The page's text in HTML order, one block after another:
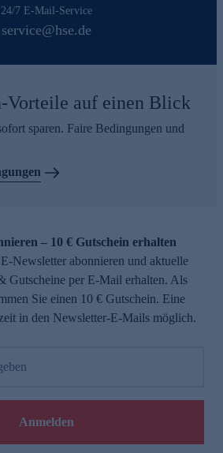
24/7 E-Mail-Service
service@hse.de
Vorteile auf einen Blick
sparen. Faire Bedingungen und
– 10 € Gutschein erhalten
Newsletter abonnieren und aktuelle
Gutscheine per E-Mail erhalten. Als
Sie einen 10 € Gutschein. Eine
in den Newsletter-E-Mails möglich.
Anmelden